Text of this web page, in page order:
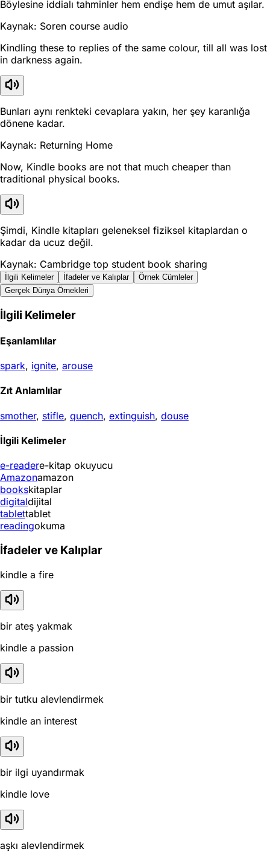
Böylesine iddialı tahminler hem endişe hem de umut aşılar.
Kaynak: Soren course audio
Kindling these to replies of the same colour, till all was lost
in darkness again.
Bunları aynı renkteki cevaplara yakın, her şey karanlığa
dönene kadar.
Kaynak: Returning Home
Now, Kindle books are not that much cheaper than
traditional physical books.
Şimdi, Kindle kitapları geleneksel fiziksel kitaplardan o
kadar da ucuz değil.
Kaynak: Cambridge top student book sharing
İlgili Kelimeler İfadeler ve Kalıplar
Örnek Cümleler
Gerçek Dünya Örnekleri
İlgili Kelimeler
Eşanlamlılar
spark, ignite, arouse
Zıt Anlamlılar
smother, stifle, quench, extinguish, douse
İlgili Kelimeler
e-readere-kitap okuyucu
Amazonamazon
bookskitaplar
digitaldijital
tablettablet
readingokuma
İfadeler ve Kalıplar
kindle a fire
bir ateş yakmak
kindle a passion
bir tutku alevlendirmek
kindle an interest
bir ilgi uyandırmak
kindle love
aşkı alevlendirmek